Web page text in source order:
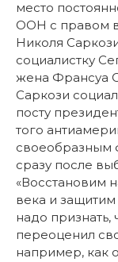
место
ООН с правом
Николя
социалистку
жена Франсуа
Саркози
посту
того
своеобразным
сразу после
«Восстановим
века и
надо признать,
переоценил
например, как